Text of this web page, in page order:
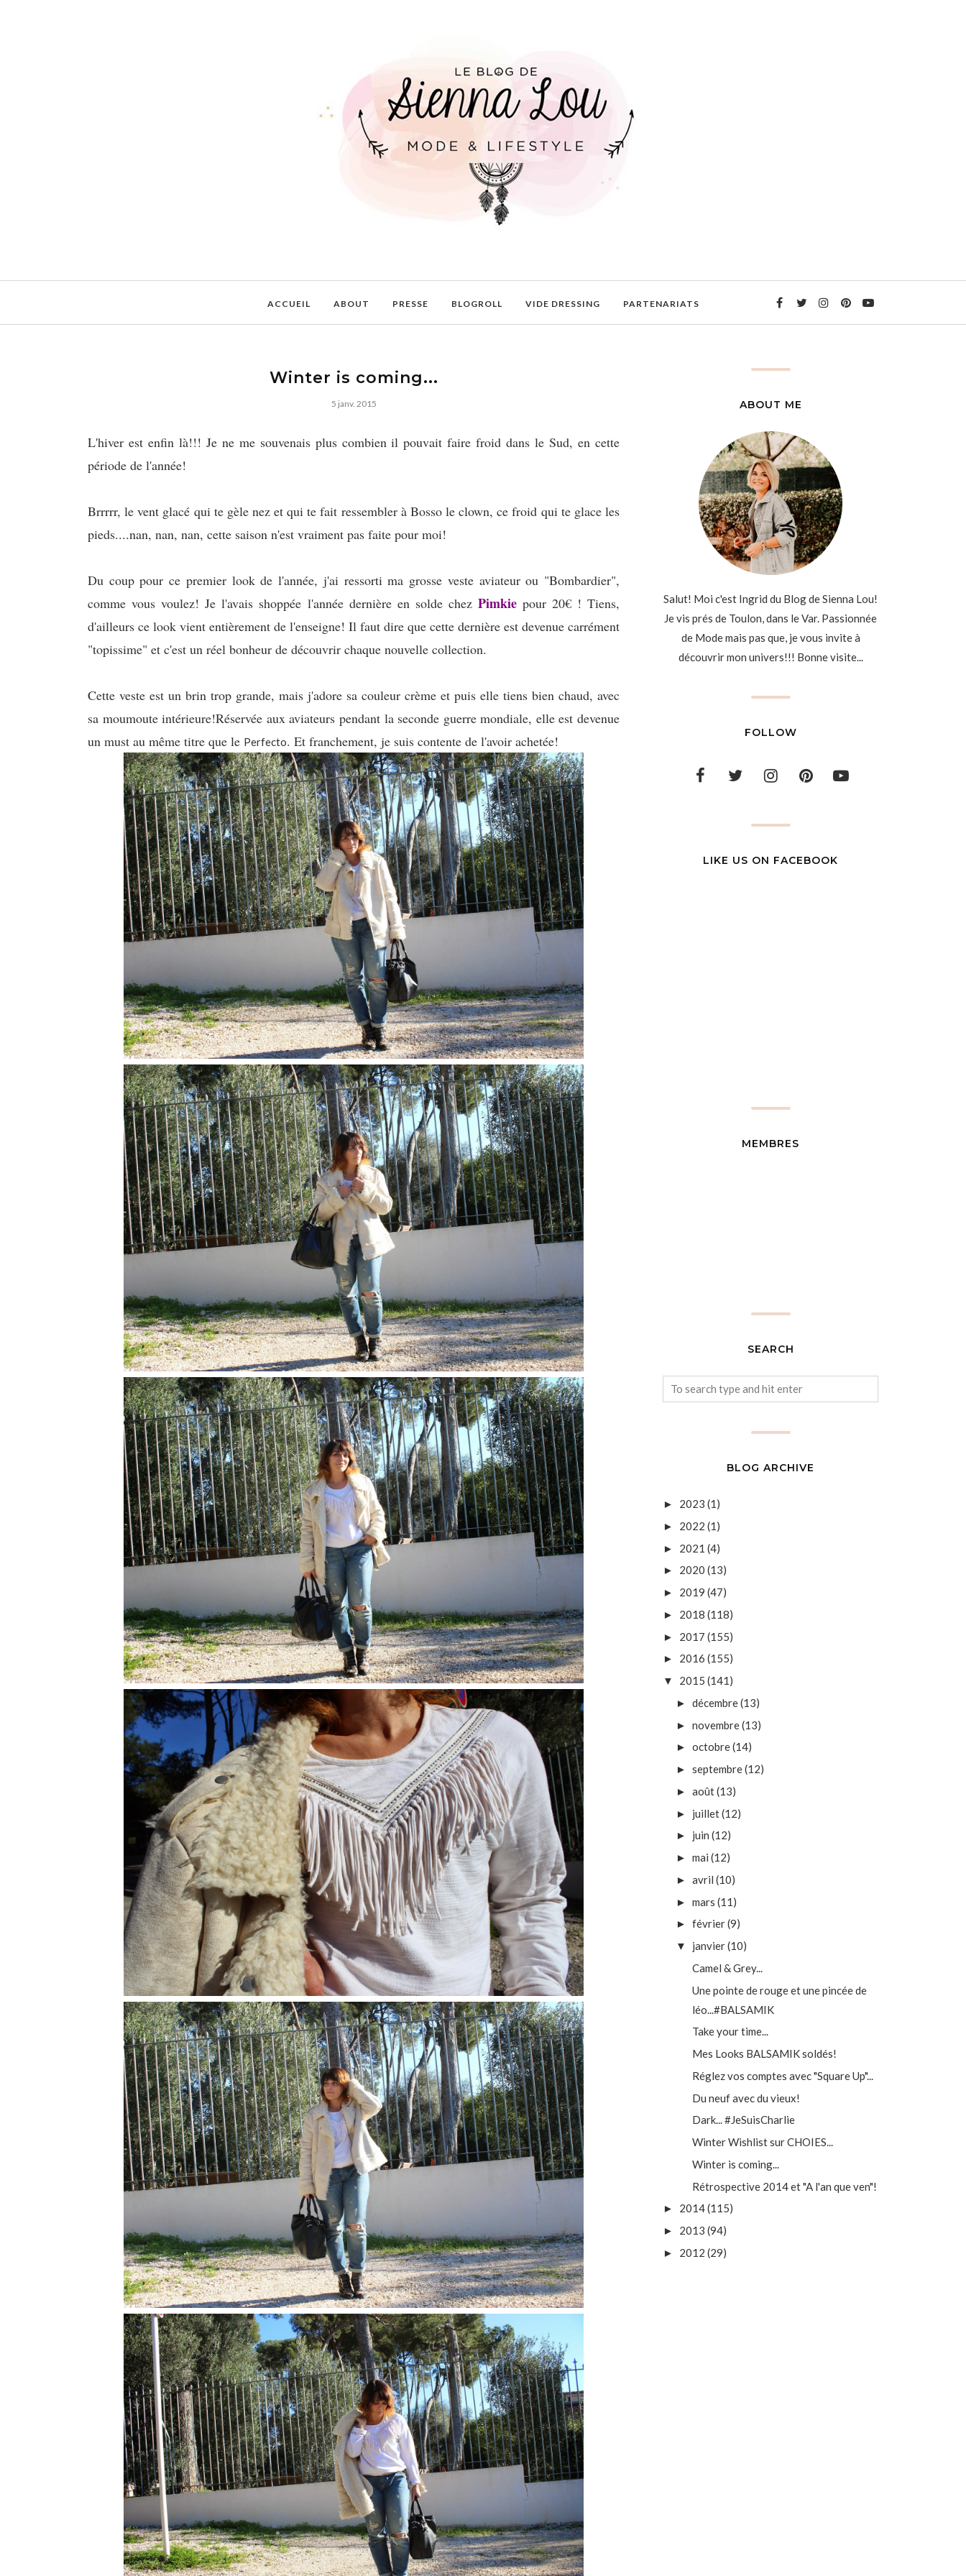
ACCUEIL ABOUT PRESSE BLOGROLL VIDE DRESSING PARTENARIATS
Winter is coming...
5 janv. 2015
L'hiver est enfin là!!! Je ne me souvenais plus combien il pouvait faire froid dans le Sud, en cette
période de l'année!
Brrrrr, le vent glacé qui te gèle nez et qui te fait ressembler à Bosso le clown, ce froid qui te glace les
pieds....nan, nan, nan, cette saison n'est vraiment pas faite pour moi!
Du coup pour ce premier look de l'année, j'ai ressorti ma grosse veste aviateur ou "Bombardier",
comme vous voulez! Je l'avais shoppée l'année dernière en solde chez Pimkie pour 20€ ! Tiens,
d'ailleurs ce look vient entièrement de l'enseigne! Il faut dire que cette dernière est devenue carrément
"topissime" et c'est un réel bonheur de découvrir chaque nouvelle collection.
Cette veste est un brin trop grande, mais j'adore sa couleur crème et puis elle tiens bien chaud, avec
sa moumoute intérieure!Réservée aux aviateurs pendant la seconde guerre mondiale, elle est devenue
un must au même titre que le Perfecto. Et franchement, je suis contente de l'avoir achetée!
ABOUT ME
Salut! Moi c'est Ingrid du Blog de Sienna Lou!
Je vis prés de Toulon, dans le Var. Passionnée
de Mode mais pas que, je vous invite à
découvrir mon univers!!! Bonne visite...
FOLLOW
LIKE US ON FACEBOOK
MEMBRES
SEARCH
BLOG ARCHIVE
► 2023 (1)
► 2022 (1)
► 2021 (4)
► 2020 (13)
► 2019 (47)
► 2018 (118)
► 2017 (155)
► 2016 (155)
▼ 2015 (141)
► décembre(13)
► novembre(13)
► octobre(14)
► septembre(12)
► août(13)
► juillet(12)
► juin (12)
► mai (12)
► avril (10)
► mars (11)
► février(9)
▼ janvier(10)
Camel & Grey...
Une pointe de rouge et une pincée de
léo...#BALSAMIK
Take your time...
Mes Looks BALSAMIK soldés!
Réglez vos comptes avec "Square Up"...
Du neuf avec du vieux!
Dark... #JeSuisCharlie
Winter Wishlist sur CHOIES...
Winter is coming...
Rétrospective 2014 et "A l'an que ven"!
► 2014(115)
► 2013 (94)
► 2012 (29)